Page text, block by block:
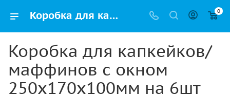
Коробка для капкейков/маффинов с окном 250х170х100мм на 6шт картон голубая 1/5/150 купить оптом и розницу с доставкой в Москве 0
Коробка для капкейков/
маффинов с окном
250х170х100мм на 6шт